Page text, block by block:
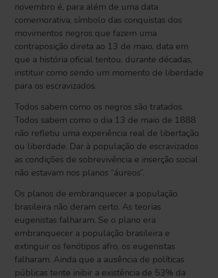
novembro é, para além de uma data
comemorativa, símbolo das conquistas dos
movimentos negros que fazem uma
contraposição direta ao 13 de maio, data em
que a história oficial tentou, durante décadas,
instituir como sendo um momento de liberdade
para os escravizados.
Todos sabem como os negros são tratados.
Todos sabem como o dia 13 de maio de 1888
não refletiu uma experiência real de libertação
ou liberdade. Dar à população de escravizados
as condições de sobrevivência e inserção social
não estavam nos planos “áureos”.
Os planos de embranquecer a população
brasileira não deram certo. As teorias
eugenistas falharam. Se o plano era
embranquecer a população brasileira e
extinguir os fenótipos afro, os eugenistas
falharam. Ainda que a ausência de políticas
públicas tente inibir a existência de 53% da